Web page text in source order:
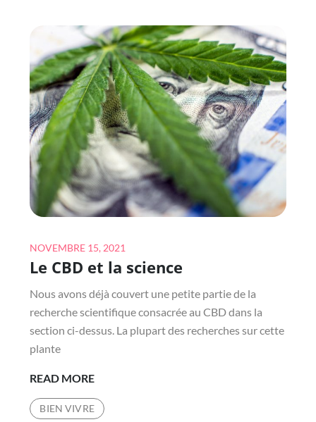
VRAIMENT
DANS
LES
RELATIONS
Posted
on
NOVEMBRE 15, 2021
Le CBD et la science
Nous avons déjà couvert une petite partie de la
recherche scientifique consacrée au CBD dans la
section ci-dessus. La plupart des recherches sur cette
plante
READ MORELE
CBD
ET
BIEN VIVRE